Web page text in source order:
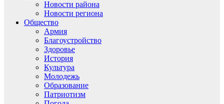
Новости района
Новости региона
Общество
Армия
Благоустройство
Здоровье
История
Культура
Молодежь
Образование
Патриотизм